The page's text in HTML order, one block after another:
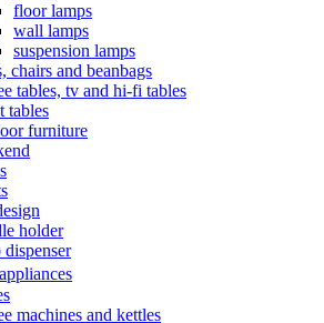
floor lamps
wall lamps
suspension lamps
chairs and beanbags
tables, tv and hi-fi tables
tables
furniture
holder
dispenser
machines and kettles